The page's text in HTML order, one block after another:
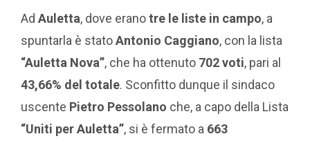
Ad Auletta, dove eranotre le liste in campo, a
spuntarla è statoAntonio Caggiano, con la lista
“Auletta Nova”, che ha ottenuto 702 voti, pari al
43,66% del totale. Sconfitto dunque il sindaco
uscente Pietro Pessolano che, a capo della Lista
“Uniti per Auletta”, si è fermato a 663